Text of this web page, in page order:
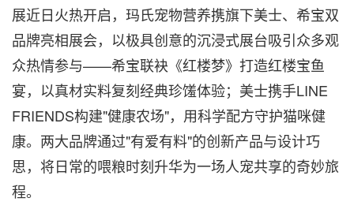
展近日火热开启，玛氏宠物营养携旗下美士、希宝双
品牌亮相展会，以极具创意的沉浸式展台吸引众多观
众热情参与——希宝联袂《红楼梦》打造红楼宝鱼
宴，以真材实料复刻经典珍馐体验；美士携手LINE
FRIENDS构建"健康农场"，用科学配方守护猫咪健
康。两大品牌通过"有爱有料"的创新产品与设计巧
思，将日常的喂粮时刻升华为一场人宠共享的奇妙旅
程。